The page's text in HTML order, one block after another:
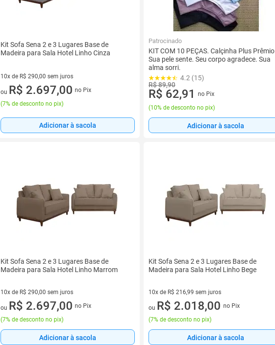
Kit Sofa Sena 2 e 3 Lugares Base de
Madeira para Sala Hotel Linho Cinza
10x de R$ 290,00 sem juros
10 vez de R$ 290,00 sem juros
ou R$ 2.697,00 no Pix
(7% de desconto no pix)
Adicionar à sacola
Patrocinado
KIT COM 10 PEÇAS. Calçinha Plus Prêmio
Sua pele sente. Seu corpo agradece. Sua
alma sorri.
4.2 (15)
R$ 89,90
R$ 62,91
no Pix
(10% de desconto no pix)
Adicionar à sacola
Kit Sofa Sena 2 e 3 Lugares Base de
Madeira para Sala Hotel Linho Marrom
10x de R$ 290,00 sem juros
10 vez de R$ 290,00 sem juros
ou R$ 2.697,00 no Pix
(7% de desconto no pix)
Adicionar à sacola
Kit Sofa Sena 2 e 3 Lugares Base de
Madeira para Sala Hotel Linho Bege
10x de R$ 216,99 sem juros
10 vez de R$ 216,99 sem juros
ou R$ 2.018,00 no Pix
(7% de desconto no pix)
Adicionar à sacola